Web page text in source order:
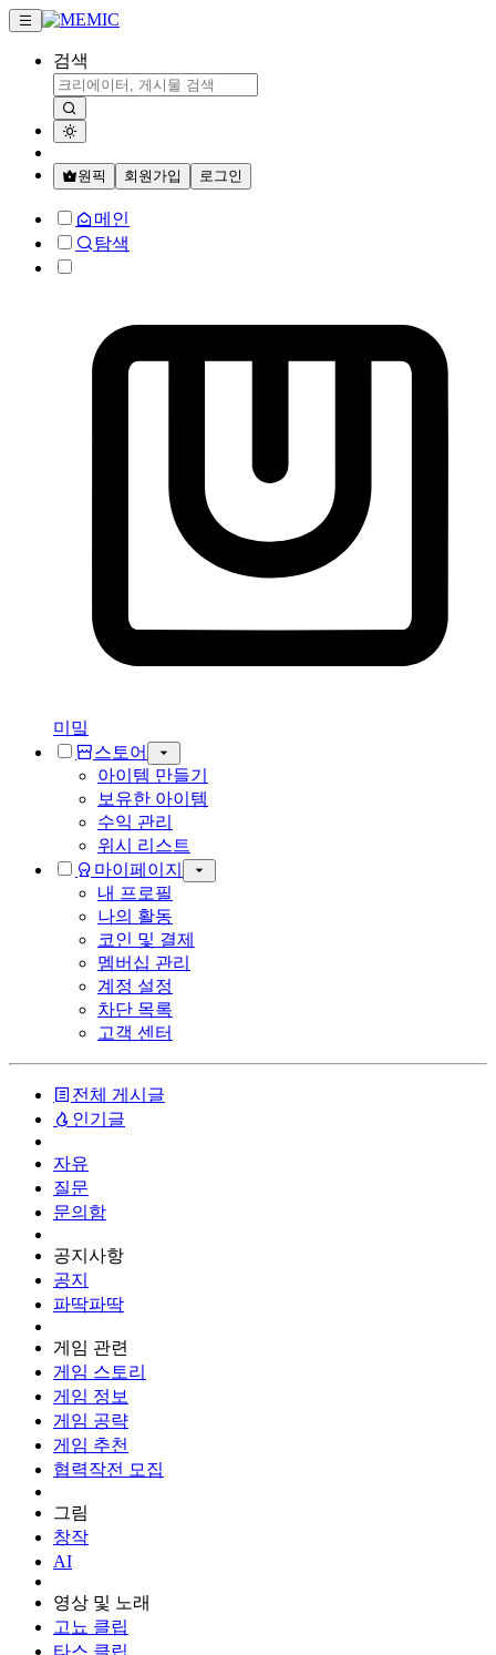
검색
원픽 회원가입 로그인
메인
탐색
미밐
스토어
아이템 만들기
보유한 아이템
수익 관리
위시 리스트
마이페이지
내 프로필
나의 활동
코인 및 결제
멤버십 관리
계정 설정
차단 목록
고객 센터
전체 게시글
인기글
자유
질문
문의함
공지사항
공지
파딱파딱
게임 관련
게임 스토리
게임 정보
게임 공략
게임 추천
협력작전 모집
그림
창작
AI
영상 및 노래
고뇨 클립
타스 클립